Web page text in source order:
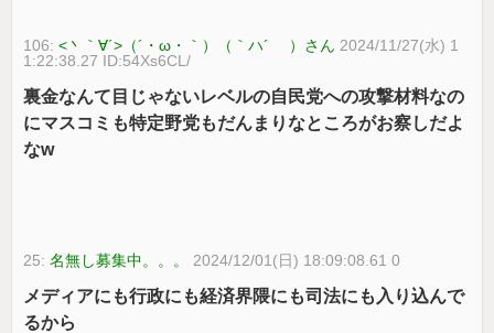
106:<丶｀∀´>（´・ω・｀）（｀ハ´ ）さん 2024/11/27(水) 1
1:22:38.27 ID:54Xs6CL/
裏金なんて目じゃないレベルの自民党への攻撃材料なの
にマスコミも特定野党もだんまりなところがお察しだよ
なw
25:名無し募集中。。。 2024/12/01(日) 18:09:08.61 0
メディアにも行政にも経済界隈にも司法にも入り込んで
るから